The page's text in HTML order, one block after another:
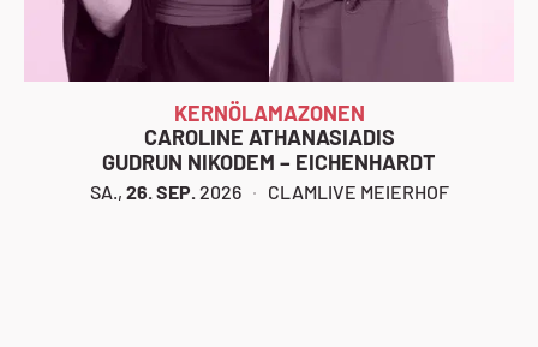
KERNÖLAMAZONEN
CAROLINE ATHANASIADIS
GUDRUN NIKODEM – EICHENHARDT
SA., 26. SEP.2026 CLAMLIVE MEIERHOF